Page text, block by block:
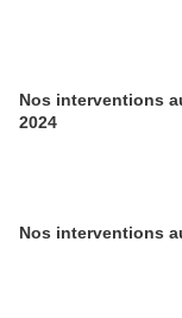
Nos interventions
2024
Nos interventions